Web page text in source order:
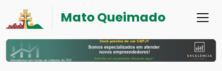
Mato Queimado